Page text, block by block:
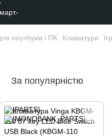
ноутбуків і ПК Клавіатури
За популярністю